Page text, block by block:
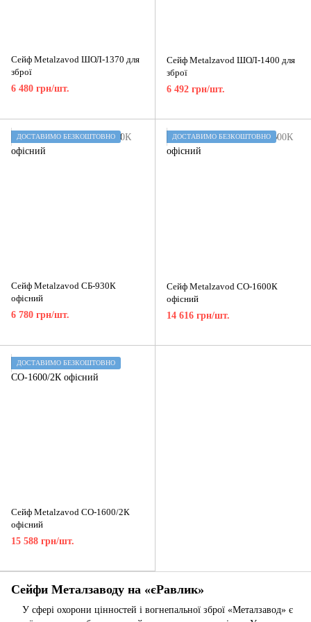
Сейф Metalzavod ШОЛ-1370 для
зброї
6 480 грн/шт.
Сейф Metalzavod ШОЛ-1400 для
зброї
6 492 грн/шт.
ДОСТАВИМО БЕЗКОШТОВНО
Сейф Metalzavod СБ-930К
офісний
6 780 грн/шт.
ДОСТАВИМО БЕЗКОШТОВНО
Сейф Metalzavod СО-1600К
офісний
14 616 грн/шт.
ДОСТАВИМО БЕЗКОШТОВНО
Сейф Metalzavod СО-1600/2К
офісний
15 588 грн/шт.
Сейфи Металзаводу на «єРавлик»
У сфері охорони цінностей і вогнепальної зброї «Металзавод» є